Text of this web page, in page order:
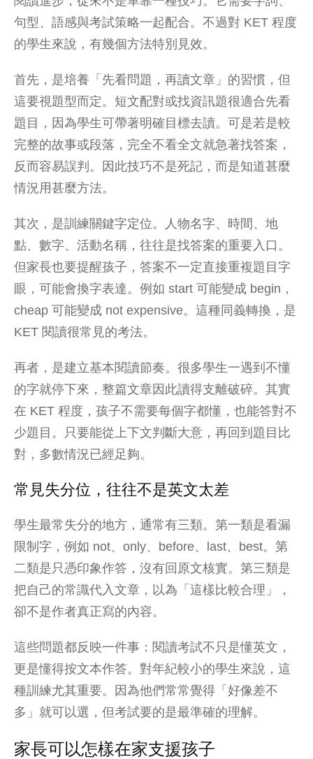
句型、語感與考試策略一起配合。不過對 KET 程度
的學生來說，有幾個方法特別見效。
首先，是培養「先看問題，再讀文章」的習慣，但
這要視題型而定。短文配對或找資訊題很適合先看
題目，因為學生可帶著明確目標去讀。可是若是較
完整的故事或段落，完全不看全文就急著找答案，
反而容易誤判。因此技巧不是死記，而是知道甚麼
情況用甚麼方法。
其次，是訓練關鍵字定位。人物名字、時間、地
點、數字、活動名稱，往往是找答案的重要入口。
但家長也要提醒孩子，答案不一定直接重複題目字
眼，可能會換字表達。例如 start 可能變成 begin，
cheap 可能變成 not expensive。這種 同義轉換 ，是
KET 閱讀很常見的考法。
再者，是建立基本閱讀節奏。很多學生一遇到不懂
的字就停下來，整篇文章因此讀得支離破碎。其實
在 KET 程度，孩子不需要每個字都懂，也能答對不
少題目。只要能從上下文判斷大意，再回到題目比
對，多數情況已經足夠。
常見失分位，往往不是英文太差
學生最常失分的地方，通常有三類。第一類是看漏
限制字，例如 not、only、before、last、best。第
二類是只憑印象作答，沒有回原文核實。第三類是
把自己的常識代入文章，以為「這樣比較合理」，
卻不是作者真正寫的內容。
這些問題都反映一件事：閱讀考試不只是懂英文，
更是懂得按文本作答。對年紀較小的學生來說，這
種訓練尤其重要。因為他們常常覺得「好像差不
多」就可以選，但考試要的是最準確的理解。
家長可以怎樣在家支援孩子